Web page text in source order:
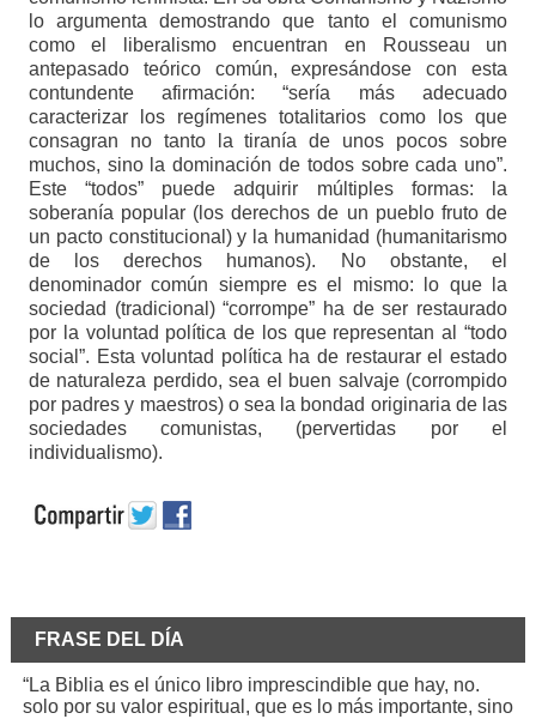
lo argumenta demostrando que tanto el comunismo
como el liberalismo encuentran en Rousseau un
antepasado teórico común, expresándose con esta
contundente afirmación: “sería más adecuado
caracterizar los regímenes totalitarios como los que
consagran no tanto la tiranía de unos pocos sobre
muchos, sino la dominación de todos sobre cada uno”.
Este “todos” puede adquirir múltiples formas: la
soberanía popular (los derechos de un pueblo fruto de
un pacto constitucional) y la humanidad (humanitarismo
de los derechos humanos). No obstante, el
denominador común siempre es el mismo: lo que la
sociedad (tradicional) “corrompe” ha de ser restaurado
por la voluntad política de los que representan al “todo
social”. Esta voluntad política ha de restaurar el estado
de naturaleza perdido, sea el buen salvaje (corrompido
por padres y maestros) o sea la bondad originaria de las
sociedades comunistas, (pervertidas por el
individualismo).
FRASE DEL DÍA
“La Biblia es el único libro imprescindible que hay, no.
solo por su valor espiritual, que es lo más importante, sino